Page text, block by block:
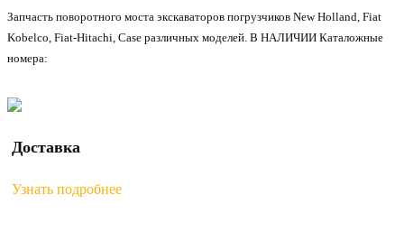
Запчасть поворотного моста экскаваторов погрузчиков New Holland, Fiat
Kobelco, Fiat-Hitachi, Case различных моделей. В НАЛИЧИИ Каталожные
номера:
Доставка
Узнать подробнее